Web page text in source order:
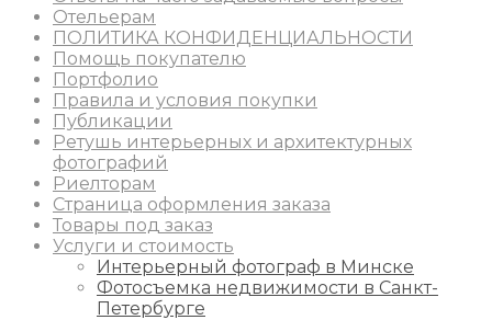
Отельерам
ПОЛИТИКА КОНФИДЕНЦИАЛЬНОСТИ
Помощь покупателю
Портфолио
Правила и условия покупки
Публикации
Ретушь интерьерных и архитектурных
фотографий
Риелторам
Страница оформления заказа
Товары под заказ
Услуги и стоимость
Интерьерный фотограф в Минске
Фотосъемка недвижимости в Санкт-
Петербурге